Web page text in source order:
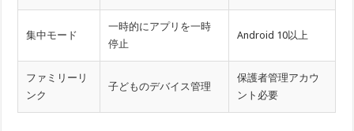
集中モード
一時的にアプリを一時
停止
Android 10以上
ファミリーリ
ンク
子どものデバイス管理
保護者管理アカウ
ント必要